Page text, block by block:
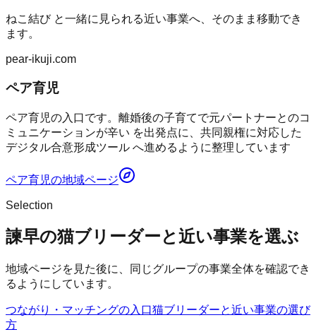
ねこ結びと一緒に見られる近い事業へ、そのまま移動でき
ます。
pear-ikuji.com
ペア育児
ペア育児の入口です。離婚後の子育てで元パートナーとのコ
ミュニケーションが辛い を出発点に、共同親権に対応した
デジタル合意形成ツール へ進めるように整理しています
ペア育児の地域ページ
Selection
諫早の猫ブリーダーと近い事業を選ぶ
地域ページを見た後に、同じグループの事業全体を確認でき
るようにしています。
つながり・マッチングの入口猫ブリーダーと近い事業の選び
方